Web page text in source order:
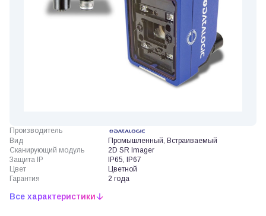
Производитель
Вид
Промышленный, Встраиваемый
Сканирующий модуль
2D SR Imager
Защита IP
IP65, IP67
Цвет
Цветной
Гарантия
2 года
Все характеристики